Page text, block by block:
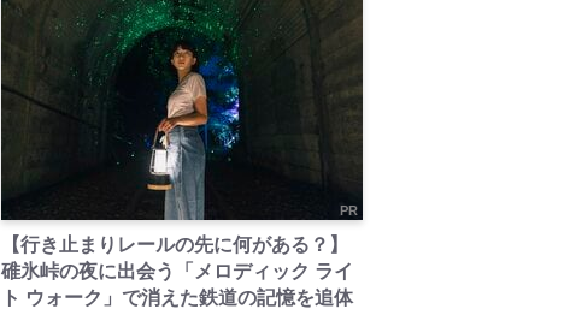
PR
【行き止まりレールの先に何がある？】
碓氷峠の夜に出会う「メロディック ライ
ト ウォーク」で消えた鉄道の記憶を追体